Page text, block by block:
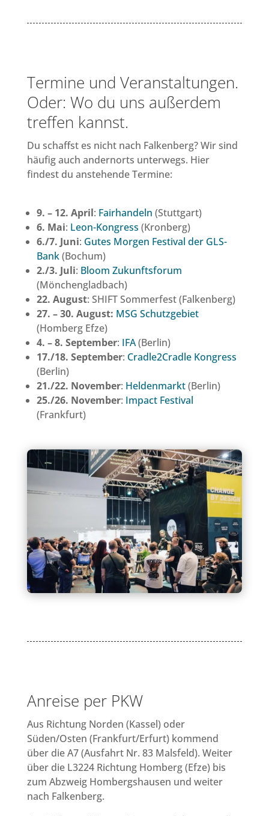
Termine und Veranstaltungen.
Oder: Wo du uns außerdem
treffen kannst.
Du schaffst es nicht nach Falkenberg? Wir sind
häufig auch andernorts unterwegs. Hier
findest du anstehende Termine:
9. – 12. April: Fairhandeln (Stuttgart)
6. Mai: Leon-Kongress (Kronberg)
6./7. Juni: Gutes Morgen Festival der GLS-
Bank(Bochum)
2./3. Juli: Bloom Zukunftsforum
(Mönchengladbach)
22. August: SHIFT Sommerfest (Falkenberg)
27. – 30. August: MSG Schutzgebiet
(Homberg Efze)
4. – 8. September: IFA(Berlin)
17./18. September: Cradle2Cradle Kongress
(Berlin)
21./22. November: Heldenmarkt(Berlin)
25./26. November: Impact Festival
(Frankfurt)
Anreise per PKW
Aus Richtung Norden (Kassel) oder
Süden/Osten (Frankfurt/Erfurt) kommend
über die A7 (Ausfahrt Nr. 83 Malsfeld). Weiter
über die L3224 Richtung Homberg (Efze) bis
zum Abzweig Hombergshausen und weiter
nach Falkenberg.